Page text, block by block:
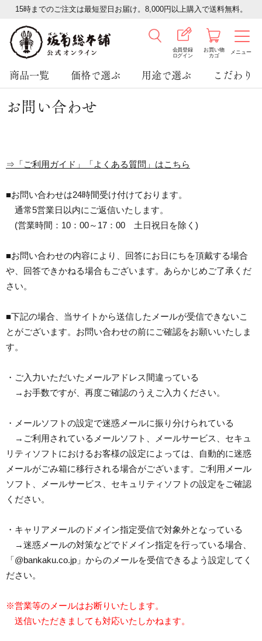
15時までのご注文は最短翌日お届け。8,000円以上購入で送料無料。
会員登録
ログイン
お買い物
カゴ
メニュー
商品一覧 価格で選ぶ 用途で選ぶ こだわり
お問い合わせ
⇒「ご利用ガイド」「よくある質問」はこちら
■お問い合わせは24時間受け付けております。
通常5営業日以内にご返信いたします。
(営業時間：10：00～17：00 土日祝日を除く)
■お問い合わせの内容により、回答にお日にちを頂戴する場合
や、回答できかねる場合もございます。あらかじめご了承くだ
さい。
■下記の場合、当サイトから送信したメールが受信できないこ
とがございます。お問い合わせの前にご確認をお願いいたしま
す。
・ご入力いただいたメールアドレス間違っている
→お手数ですが、再度ご確認のうえご入力ください。
・メールソフトの設定で迷惑メールに振り分けられている
→ご利用されているメールソフト、メールサービス、セキュ
リティソフトにおけるお客様の設定によっては、自動的に迷惑
メールがごみ箱に移行される場合がございます。ご利用メール
ソフト、メールサービス、セキュリティソフトの設定をご確認
ください。
・キャリアメールのドメイン指定受信で対象外となっている
→迷惑メールの対策などでドメイン指定を行っている場合、
「@bankaku.co.jp」からのメールを受信できるよう設定してく
ださい。
※営業等のメールはお断りいたします。
送信いただきましても対応いたしかねます。